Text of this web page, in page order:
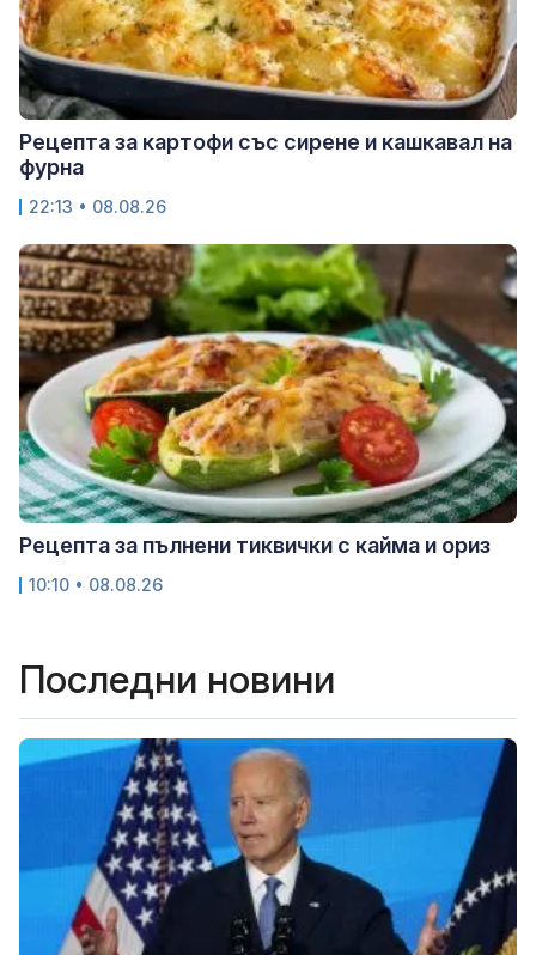
Рецепта за картофи със сирене и кашкавал на
фурна
22:13 • 08.08.26
Рецепта за пълнени тиквички с кайма и ориз
10:10 • 08.08.26
Последни новини